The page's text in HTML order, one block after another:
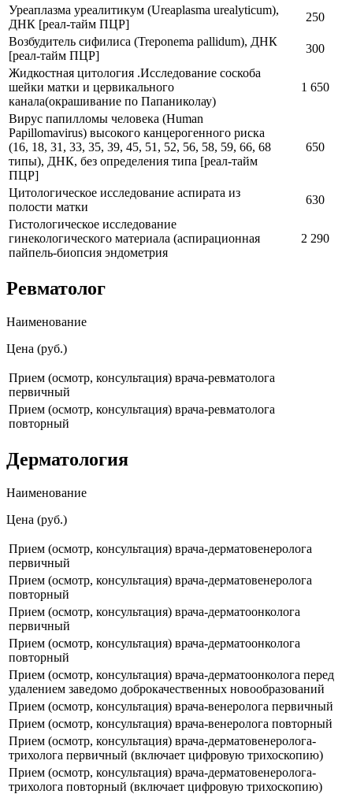
Уреаплазма уреалитикум (Ureaplasma urealyticum),
ДНК [реал-тайм ПЦР]
250
Возбудитель сифилиса (Treponema pallidum), ДНК
[реал-тайм ПЦР]
300
Жидкостная цитология .Исследование соскоба
шейки матки и цервикального
канала(окрашивание по Папаниколау)
1 650
Вирус папилломы человека (Human
Papillomavirus) высокого канцерогенного риска
(16, 18, 31, 33, 35, 39, 45, 51, 52, 56, 58, 59, 66, 68
типы), ДНК, без определения типа [реал-тайм
ПЦР]
650
Цитологическое исследование аспирата из
полости матки
630
Гистологическое исследование
гинекологического материала (аспирационная
пайпель-биопсия эндометрия
2 290
Ревматолог
Наименование
Цена (руб.)
Прием (осмотр, консультация) врача-ревматолога
первичный
Прием (осмотр, консультация) врача-ревматолога
повторный
Дерматология
Наименование
Цена (руб.)
Прием (осмотр, консультация) врача-дерматовенеролога
первичный
Прием (осмотр, консультация) врача-дерматовенеролога
повторный
Прием (осмотр, консультация) врача-дерматоонколога
первичный
Прием (осмотр, консультация) врача-дерматоонколога
повторный
Прием (осмотр, консультация) врача-дерматоонколога перед
удалением заведомо доброкачественных новообразований
Прием (осмотр, консультация) врача-венеролога первичный
Прием (осмотр, консультация) врача-венеролога повторный
Прием (осмотр, консультация) врача-дерматовенеролога-
трихолога первичный (включает цифровую трихоскопию)
Прием (осмотр, консультация) врача-дерматовенеролога-
трихолога повторный (включает цифровую трихоскопию)